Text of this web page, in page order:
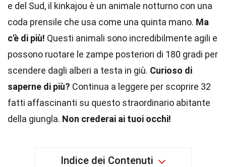
e del Sud, il kinkajou è un animale notturno con una
coda prensile che usa come una quinta mano. Ma
c'è di più! Questi animali sono incredibilmente agili e
possono ruotare le zampe posteriori di 180 gradi per
scendere dagli alberi a testa in giù. Curioso di
saperne di più? Continua a leggere per scoprire 32
fatti affascinanti su questo straordinario abitante
della giungla. Non crederai ai tuoi occhi!
Indice dei Contenuti